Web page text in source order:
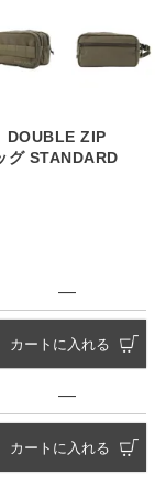
DOUBLE ZIP
グ STANDARD
—
カートに入れる
—
カートに入れる